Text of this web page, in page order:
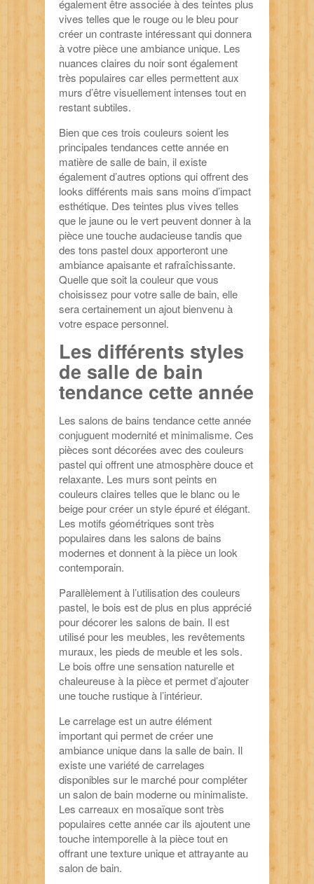
également être associée à des teintes plus
vives telles que le rouge ou le bleu pour
créer un contraste intéressant qui donnera
à votre pièce une ambiance unique. Les
nuances claires du noir sont également
très populaires car elles permettent aux
murs d’être visuellement intenses tout en
restant subtiles.
Bien que ces trois couleurs soient les
principales tendances cette année en
matière de salle de bain, il existe
également d’autres options qui offrent des
looks différents mais sans moins d’impact
esthétique. Des teintes plus vives telles
que le jaune ou le vert peuvent donner à la
pièce une touche audacieuse tandis que
des tons pastel doux apporteront une
ambiance apaisante et rafraîchissante.
Quelle que soit la couleur que vous
choisissez pour votre salle de bain, elle
sera certainement un ajout bienvenu à
votre espace personnel.
Les différents styles
de salle de bain
tendance cette année
Les salons de bains tendance cette année
conjuguent modernité et minimalisme. Ces
pièces sont décorées avec des couleurs
pastel qui offrent une atmosphère douce et
relaxante. Les murs sont peints en
couleurs claires telles que le blanc ou le
beige pour créer un style épuré et élégant.
Les motifs géométriques sont très
populaires dans les salons de bains
modernes et donnent à la pièce un look
contemporain.
Parallèlement à l’utilisation des couleurs
pastel, le bois est de plus en plus apprécié
pour décorer les salons de bain. Il est
utilisé pour les meubles, les revêtements
muraux, les pieds de meuble et les sols.
Le bois offre une sensation naturelle et
chaleureuse à la pièce et permet d’ajouter
une touche rustique à l’intérieur.
Le carrelage est un autre élément
important qui permet de créer une
ambiance unique dans la salle de bain. Il
existe une variété de carrelages
disponibles sur le marché pour compléter
un salon de bain moderne ou minimaliste.
Les carreaux en mosaïque sont très
populaires cette année car ils ajoutent une
touche intemporelle à la pièce tout en
offrant une texture unique et attrayante au
salon de bain.